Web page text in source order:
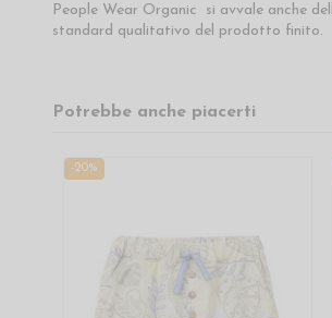
People Wear Organic si avvale anche
standard qualitativo del prodotto finito.
Potrebbe anche piacerti
-20%